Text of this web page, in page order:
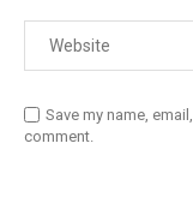
Save my name,
comment.